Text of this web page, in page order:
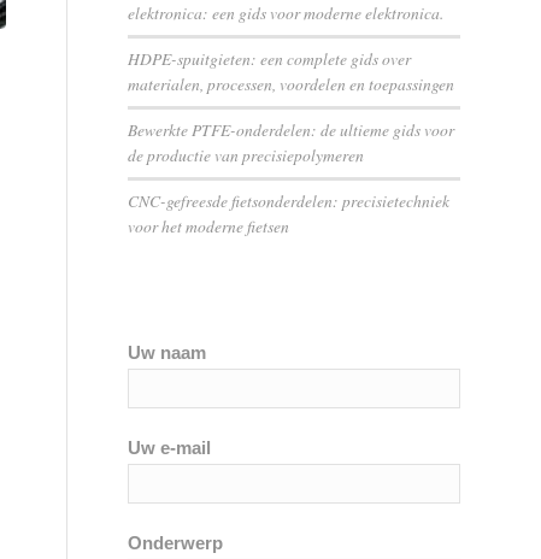
elektronica: een gids voor moderne elektronica.
HDPE-spuitgieten: een complete gids over
materialen, processen, voordelen en toepassingen
Bewerkte PTFE-onderdelen: de ultieme gids voor
de productie van precisiepolymeren
CNC-gefreesde fietsonderdelen: precisietechniek
voor het moderne fietsen
Uw naam
Uw e-mail
Onderwerp